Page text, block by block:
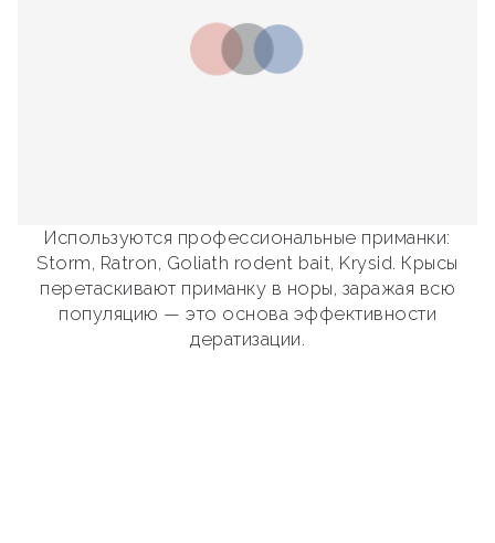
Используются профессиональные приманки:
Storm, Ratron, Goliath rodent bait, Krysid. Крысы
перетаскивают приманку в норы, заражая всю
популяцию — это основа эффективности
дератизации.